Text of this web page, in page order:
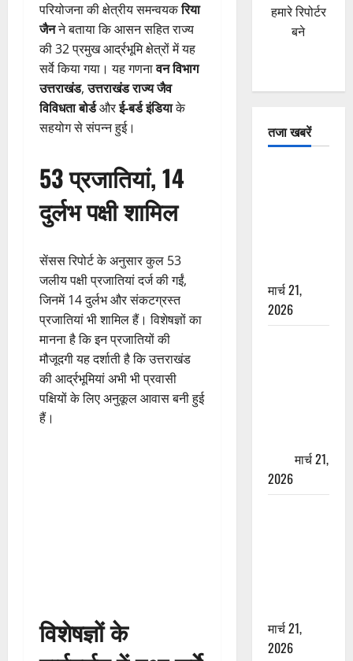
परियोजना की क्षेत्रीय समन्वयकरिया
जैनने बताया कि आसन सहित राज्य
की 32 प्रमुख आर्द्रभूमि क्षेत्रों में यह
सर्वे किया गया। यह गणनावन विभाग
उत्तराखंड,उत्तराखंड राज्य जैव
विविधता बोर्डऔरई-बर्ड इंडियाके
सहयोग से संपन्न हुई।
53 प्रजातियां, 14
दुर्लभ पक्षी शामिल
सेंसस रिपोर्ट के अनुसार कुल 53
जलीय पक्षी प्रजातियां दर्ज की गईं,
जिनमें 14 दुर्लभ और संकटग्रस्त
प्रजातियां भी शामिल हैं। विशेषज्ञों का
मानना है कि इन प्रजातियों की
मौजूदगी यह दर्शाती है कि उत्तराखंड
की आर्द्रभूमियां अभी भी प्रवासी
पक्षियों के लिए अनुकूल आवास बनी हुई
हैं।
विशेषज्ञों के
हमारे रिपोर्टर
बने
तजा खबरें
मार्च 21,
2026
मार्च 21,
2026
मार्च 21,
2026